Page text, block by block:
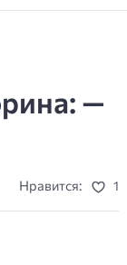
—
Нравится: 1